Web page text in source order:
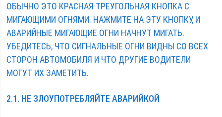
ОБЫЧНО ЭТО КРАСНАЯ ТРЕУГОЛЬНАЯ КНОПКА С
МИГАЮЩИМИ ОГНЯМИ. НАЖМИТЕ НА ЭТУ КНОПКУ, И
АВАРИЙНЫЕ МИГАЮЩИЕ ОГНИ НАЧНУТ МИГАТЬ.
УБЕДИТЕСЬ, ЧТО СИГНАЛЬНЫЕ ОГНИ ВИДНЫ СО ВСЕХ
СТОРОН АВТОМОБИЛЯ И ЧТО ДРУГИЕ ВОДИТЕЛИ
МОГУТ ИХ ЗАМЕТИТЬ.
2.1. НЕ ЗЛОУПОТРЕБЛЯЙТЕ АВАРИЙКОЙ